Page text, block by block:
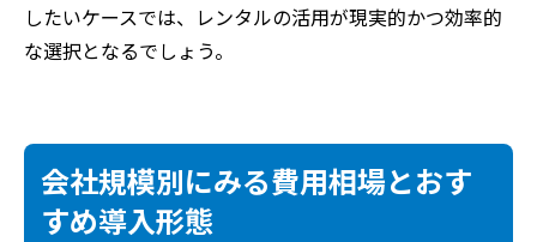
したいケースでは、レンタルの活用が現実的かつ効率的
な選択となるでしょう。
会社規模別にみる費用相場とおす
すめ導入形態